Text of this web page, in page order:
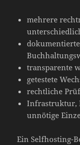
mehrere
transparente
getestete
rechtliche
Infrastruktur,
unnötige
Ein Selfhosting-